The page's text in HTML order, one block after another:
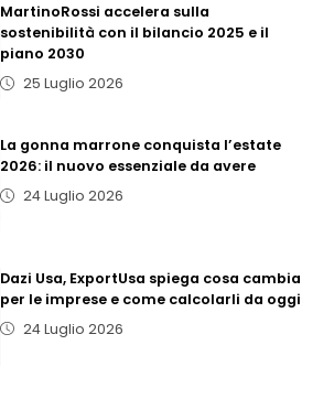
MartinoRossi accelera sulla
sostenibilità con il bilancio 2025 e il
piano 2030
25 Luglio 2026
La gonna marrone conquista l’estate
2026: il nuovo essenziale da avere
24 Luglio 2026
Dazi Usa, ExportUsa spiega cosa cambia
per le imprese e come calcolarli da oggi
24 Luglio 2026